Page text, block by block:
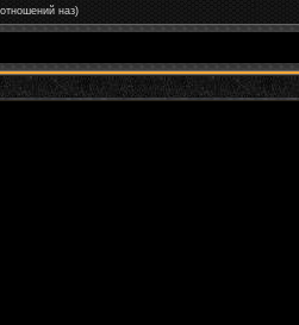
наз)